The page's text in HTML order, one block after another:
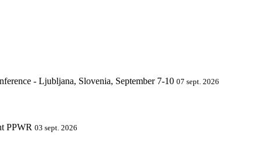
07 sept. 2026
03 sept. 2026